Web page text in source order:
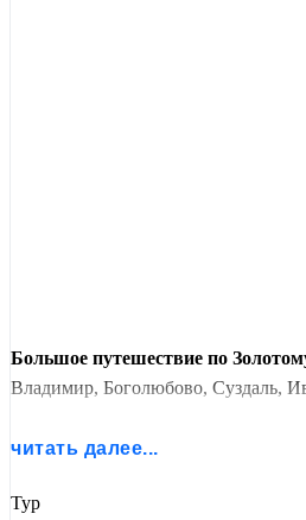
Большое путешествие по
Владимир, Боголюбово, Суздаль,
Муромца.
читать далее...
Тур